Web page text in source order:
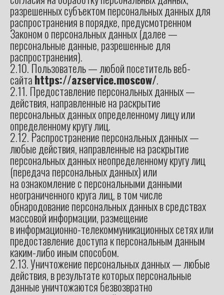
разрешенных субъектом персональных данных для
распространения в порядке, предусмотренном
Законом о персональных данных (далее —
персональные данные, разрешенные для
распространения).
2.10. Пользователь — любой посетитель веб-
сайтаhttps://azservice.moscow/.
2.11. Предоставление персональных данных —
действия, направленные на раскрытие
персональных данных определенному лицу или
определенному кругу лиц.
2.12. Распространение персональных данных —
любые действия, направленные на раскрытие
персональных данных неопределенному кругу лиц
(передача персональных данных) или
на ознакомление с персональными данными
неограниченного круга лиц, в том числе
обнародование персональных данных в средствах
массовой информации, размещение
в информационно-телекоммуникационных сетях или
предоставление доступа к персональным данным
каким-либо иным способом.
2.13. Уничтожение персональных данных — любые
действия, в результате которых персональные
данные уничтожаются безвозвратно